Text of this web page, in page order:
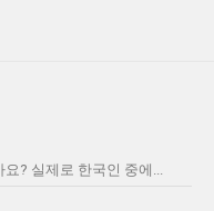
? 실제로 한국인 중에...